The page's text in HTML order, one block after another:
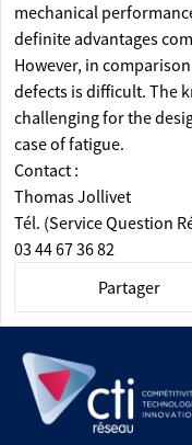
mechanical
definite advantages
However, in
defects is difficult. The
challenging for the
case of fatigue.
Contact :
Thomas Jollivet
Tél. (Service Question
03 44 67 36 82
Partager